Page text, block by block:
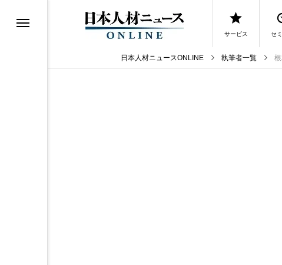
サービス セ
日本人材ニュースONLINE 執筆者一覧